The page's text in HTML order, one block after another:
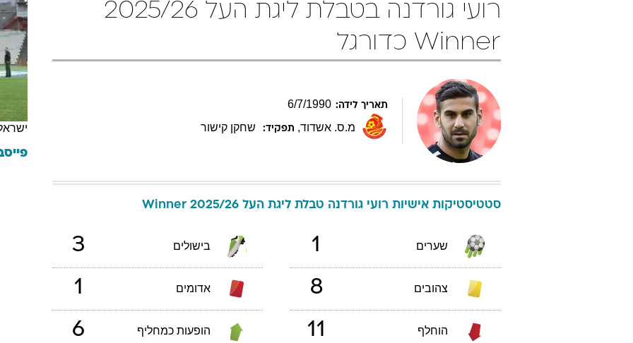
דעות ופרשנויות
וואלה! ספורט
רועי גורדנה בטבלת ליגת העל 2025/26
Winner כדורגל
תאריך לידה: 6/7/1990
מ.ס. אשדוד, תפקיד: שחקן קישור
סטטיסטיקות אישיות רועי גורדנה טבלת ליגת העל 2025/26 Winner
שערים 1 בישולים 3
צהובים 8 אדומים 1
הוחלף 11 הופעות כמחליף 6